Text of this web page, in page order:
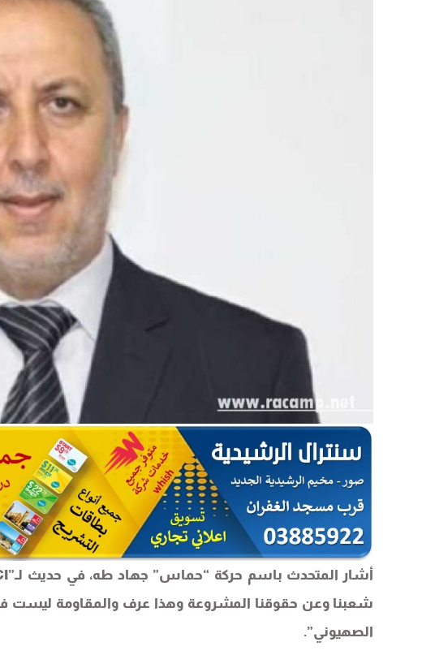
شعبنا وعن حقوقنا المشروعة وهذا عرف والمقاومة
الصهيوني”.